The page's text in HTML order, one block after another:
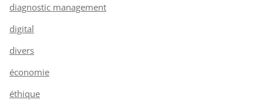
diagnostic management
digital
divers
économie
éthique